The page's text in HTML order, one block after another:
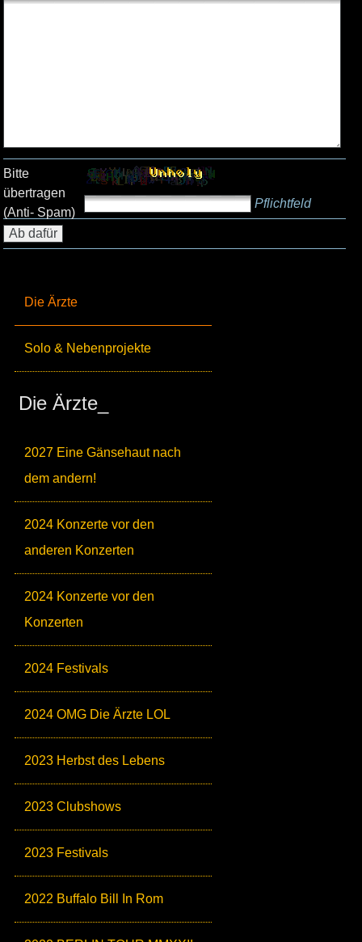
Die Ärzte
Solo & Nebenprojekte
Die Ärzte_
2027 Eine Gänsehaut nach
dem andern!
2024 Konzerte vor den
anderen Konzerten
2024 Konzerte vor den
Konzerten
2024 Festivals
2024 OMG Die Ärzte LOL
2023 Herbst des Lebens
2023 Clubshows
2023 Festivals
2022 Buffalo Bill In Rom
Bitte
übertragen
(Anti- Spam)
Pflichtfeld